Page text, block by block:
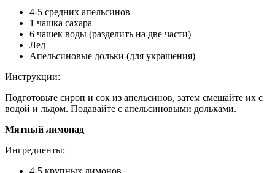
4-5 средних апельсинов
1 чашка сахара
6 чашек воды (разделить на две части)
Лед
Апельсиновые дольки (для украшения)
Инструкции:
Подготовьте сироп и сок из апельсинов, затем смешайте их с
водой и льдом. Подавайте с апельсиновыми дольками.
Мятный лимонад
Ингредиенты:
4-5 крупных лимонов